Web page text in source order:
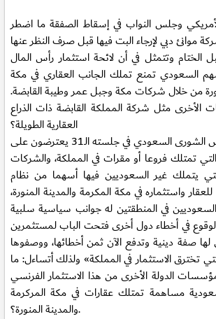
وجلس النواب في إسقاط الصفقة ما اضطر
الختام وتتمثل في أن لائحة استثمار رأس المال
السعودي تمنع تملك الجانب العقاري في مكة
من خلال شركات مكة وجبل عمر وطيبة القابضة.
الأخرى مثل شركة المملكة القابضة ذات الذراع
العقارية الطويلة؟
ولقد رأينا أعضاء مجلس الشورى السعودي في جلسته الـ31 يعترضون على
تمتلك فروعا أو مقرات في المملكة، والشركات
يتملك غير السعوديين فيها أسهما من نظام
واستثماره في مكة المكرمة والمدينة المنورة،
في المنطقتين له جوانب سياسية سلبية
في أخطاء دول أخرى فتحت الباب لمستثمرين
صفة دينية وتدفع الآن ثمن أخطائها، ووصفوها
تخترق الاستثمار في المملكة» ولذلك أتساءل: ما
الدولة الأخرى من هذا الاستثمار الفرنسي
مساهمة تمتلك عقارات في مكة المركرمة
والمدينة المنورة؟.